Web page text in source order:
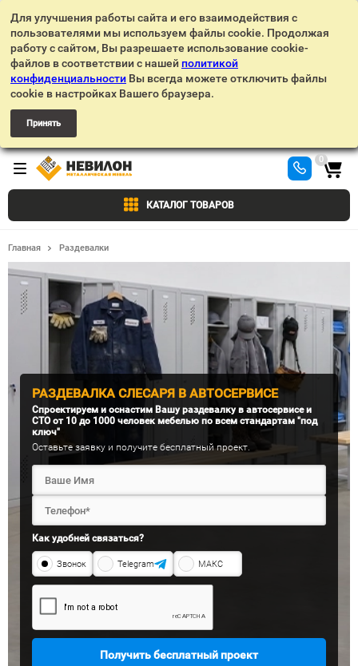
Для улучшения работы сайта и его взаимодействия с
пользователями мы используем файлы cookie. Продолжая
работу с сайтом, Вы разрешаете использование cookie-
файлов в соответствии с нашей политикой
конфиденциальности Вы всегда можете отключить файлы
cookie в настройках Вашего браузера.
Принять
КАТАЛОГ ТОВАРОВ
0
Главная Раздевалки
РАЗДЕВАЛКА СЛЕСАРЯ В АВТОСЕРВИСЕ
Спроектируем и оснастим Вашу раздевалку в автосервисе и
СТО от 10 до 1000 человек мебелью по всем стандартам "под
ключ"
Оставьте заявку и получите бесплатный проект.
Как удобней связаться?
Звонок Telegram МАКС
Получить бесплатный проект